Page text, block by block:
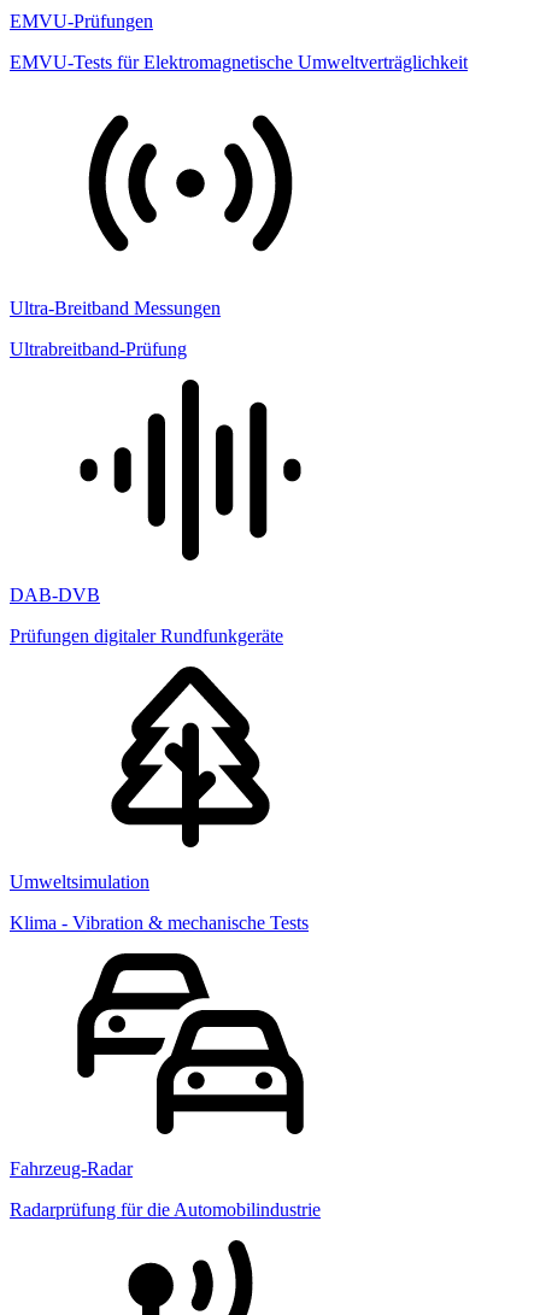
EMVU-Prüfungen
EMVU-Tests für Elektromagnetische Umweltverträglichkeit
Ultra-Breitband Messungen
Ultrabreitband-Prüfung
DAB-DVB
Prüfungen digitaler Rundfunkgeräte
Umweltsimulation
Klima - Vibration & mechanische Tests
Fahrzeug-Radar
Radarprüfung für die Automobilindustrie